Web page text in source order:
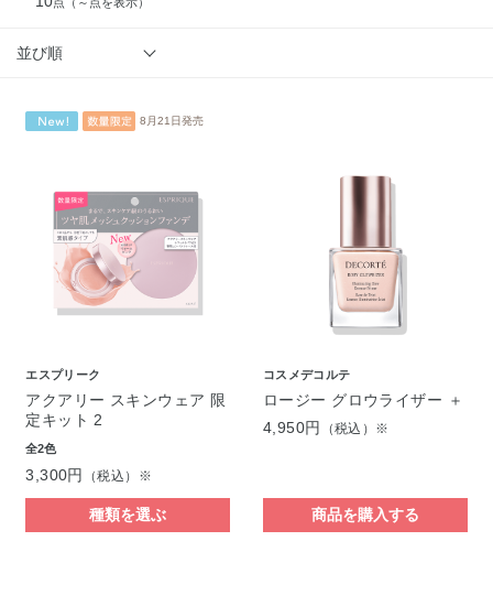
並び順
8月21日発売
エスプリーク
アクアリー スキンウェア 限
定キット 2
全2色
3,300円 （税込）※
種類を選ぶ
コスメデコルテ
ロージー グロウライザー ＋
4,950円
（税込）※
商品を購入する